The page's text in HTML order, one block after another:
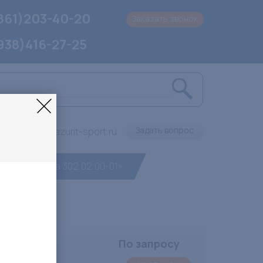
Заказать звонок
info@lazurit-sport.ru
По запросу